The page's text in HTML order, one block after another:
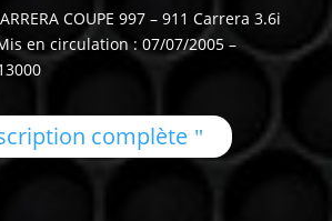
COUPE 997 – 911 Carrera 3.6i
en circulation : 07/07/2005 –
complète